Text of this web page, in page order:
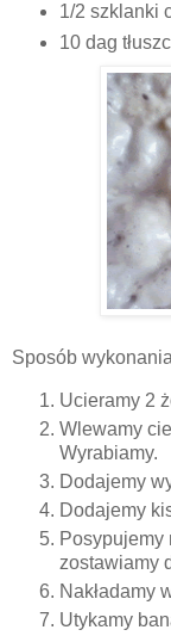
1/2 szklanki
10 dag
Sposób
Ucieramy 2
Wlewamy
Wyrabiamy.
Dodajemy
Dodajemy
Posypujemy
zostawiamy
Nakładamy
Utykamy